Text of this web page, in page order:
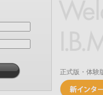
正式版・体験